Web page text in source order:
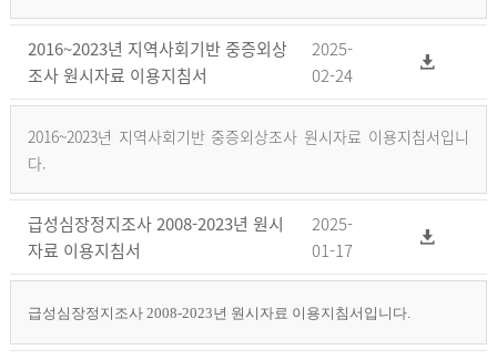
2016~2023년 지역사회기반 중증외상
조사 원시자료 이용지침서
2025-
02-24
2016~2023년 지역사회기반 중증외상조사 원시자료 이용지침서입니
다.
급성심장정지조사 2008-2023년 원시
자료 이용지침서
2025-
01-17
급성심장정지조사 2008-2023년 원시자료 이용지침서입니다.